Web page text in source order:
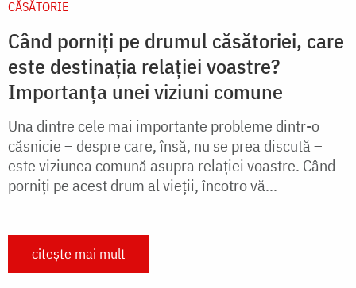
CĂSĂTORIE
Când porniți pe drumul căsătoriei, care
este destinația relației voastre?
Importanța unei viziuni comune
Una dintre cele mai importante probleme dintr-o
căsnicie – despre care, însă, nu se prea discută –
este viziunea comună asupra relaţiei voastre. Când
porniţi pe acest drum al vieţii, încotro vă...
citește mai mult